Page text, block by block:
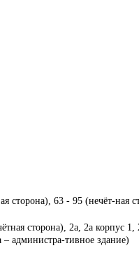
сторона), 63 - 95 (нечёт-
сторона), 2а, 2а корпус
администра-тивное здание)